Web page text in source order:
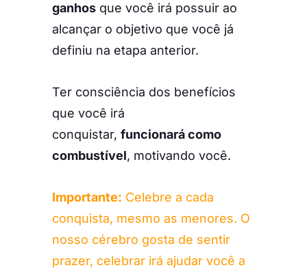
ganhosque você irá possuir ao
alcançar o objetivo que você já
definiu na etapa anterior.
Ter consciência dos benefícios
que você irá
conquistar, funcionará como
combustível, motivando você.
Importante: Celebre a cada
conquista, mesmo as menores. O
nosso cérebro gosta de sentir
prazer, celebrar irá ajudar você a